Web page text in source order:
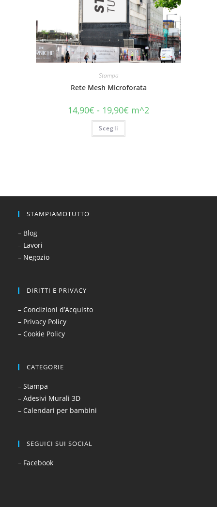
Stampa
Rete Mesh Microforata
14,90€ - 19,90€ m^2
Scegli
STAMPIAMOTUTTO
– Blog
– Lavori
– Negozio
DIRITTI E PRIVACY
– Condizioni d’Acquisto
– Privacy Policy
– Cookie Policy
CATEGORIE
– Stampa
– Adesivi Murali 3D
– Calendari per bambini
SEGUICI SUI SOCIAL
– Facebook